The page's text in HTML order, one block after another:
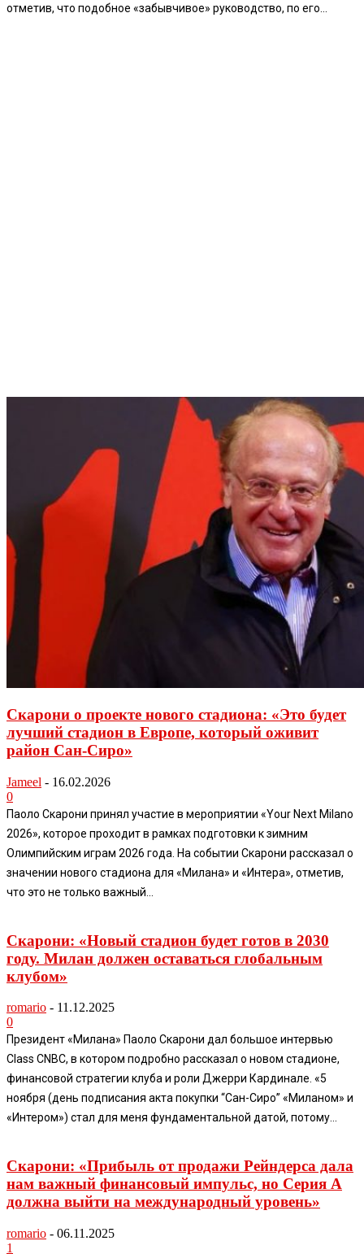
отметив, что подобное «забывчивое» руководство, по его...
Скарони о проекте нового стадиона: «Это будет
лучший стадион в Европе, который оживит
район Сан-Сиро»
Jameel - 16.02.2026
0
Паоло Скарони принял участие в мероприятии «Your Next Milano
2026», которое проходит в рамках подготовки к зимним
Олимпийским играм 2026 года. На событии Скарони рассказал о
значении нового стадиона для «Милана» и «Интера», отметив,
что это не только важный...
Скарони: «Новый стадион будет готов в 2030
году. Милан должен оставаться глобальным
клубом»
romario - 11.12.2025
0
Президент «Милана» Паоло Скарони дал большое интервью
Class CNBC, в котором подробно рассказал о новом стадионе,
финансовой стратегии клуба и роли Джерри Кардинале. «5
ноября (день подписания акта покупки “Сан-Сиро” «Миланом» и
«Интером») стал для меня фундаментальной датой, потому...
Скарони: «Прибыль от продажи Рейндерса дала
нам важный финансовый импульс, но Серия А
должна выйти на международный уровень»
romario - 06.11.2025
1